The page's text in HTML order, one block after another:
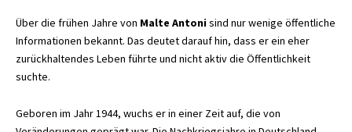
Über die frühen Jahre von Malte Antonisind nur wenige öffentliche
Informationen bekannt. Das deutet darauf hin, dass er ein eher
zurückhaltendes Leben führte und nicht aktiv die Öffentlichkeit
suchte.
Geboren im Jahr 1944, wuchs er in einer Zeit auf, die von